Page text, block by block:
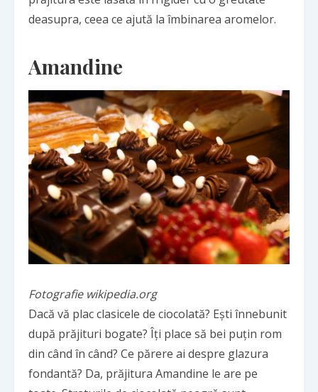
deasupra, ceea ce ajută la îmbinarea aromelor.
Amandine
Fotografie wikipedia.org
Dacă vă plac clasicele de ciocolată? Ești înnebunit
după prăjituri bogate? Îți place să bei puțin rom
din când în când? Ce părere ai despre glazura
fondantă? Da, prăjitura Amandine le are pe